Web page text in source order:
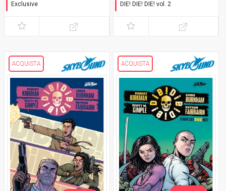
Exclusive
DIE! DIE! DIE! vol. 2
ACQUISTA ACQUISTA